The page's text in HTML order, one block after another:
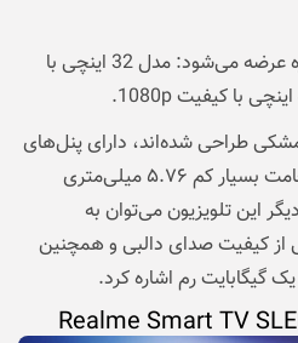
ریل‌می اسمارت TV در دو اندازه عرضه می‌شود: مدل 32 اینچی با
طراحی شده‌اند، دارای پنل‌های
شناور با حاشیه‌های نازک و ضخامت بسیار کم ۵.۷۶ میلی‌متری
این تلویزیون می‌توان به
پشتیبانی از کیفیت صدای دالبی و همچنین
گیگابایت رم اشاره کرد.